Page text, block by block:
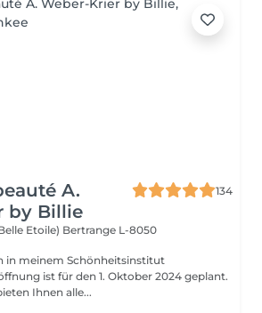
A.
by Billie
134
Etoile) Bertrange L-8050
in meinem Schönheitsinstitut
ist für den 1. Oktober 2024 geplant.
Ihnen alle...